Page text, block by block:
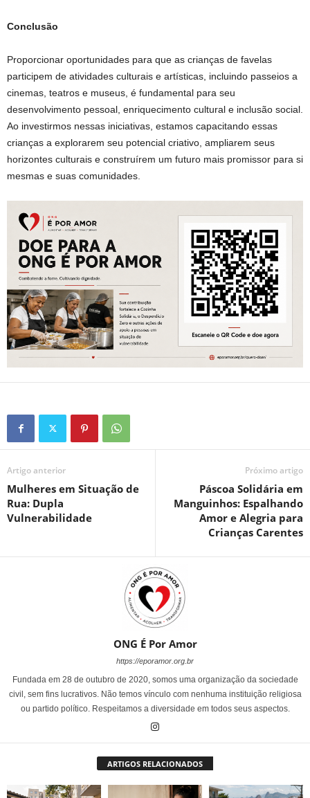
Conclusão
Proporcionar oportunidades para que as crianças de favelas
participem de atividades culturais e artísticas, incluindo passeios a
cinemas, teatros e museus, é fundamental para seu
desenvolvimento pessoal, enriquecimento cultural e inclusão social.
Ao investirmos nessas iniciativas, estamos capacitando essas
crianças a explorarem seu potencial criativo, ampliarem seus
horizontes culturais e construírem um futuro mais promissor para si
mesmas e suas comunidades.
Artigo anterior
Mulheres em Situação de
Rua: Dupla
Vulnerabilidade
Próximo artigo
Páscoa Solidária em
Manguinhos: Espalhando
Amor e Alegria para
Crianças Carentes
ONG É Por Amor
https://eporamor.org.br
Fundada em 28 de outubro de 2020, somos uma organização da sociedade
civil, sem fins lucrativos. Não temos vínculo com nenhuma instituição religiosa
ou partido político. Respeitamos a diversidade em todos seus aspectos.
ARTIGOS RELACIONADOS